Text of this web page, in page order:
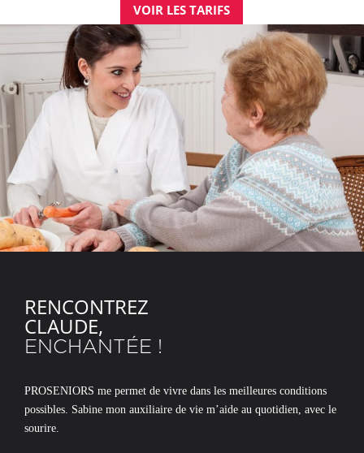
VOIR LES TARIFS
RENCONTREZ
CLAUDE,
ENCHANTÉE !
PROSENIORS me permet de vivre dans les meilleures conditions
possibles. Sabine mon auxiliaire de vie m’aide au quotidien, avec le
sourire.